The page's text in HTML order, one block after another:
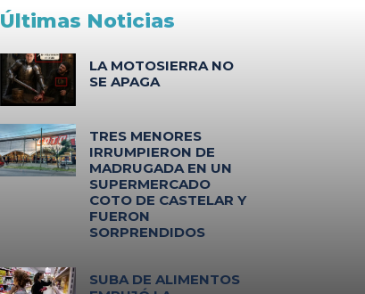
Últimas Noticias
LA MOTOSIERRA NO
SE APAGA
TRES MENORES
IRRUMPIERON DE
MADRUGADA EN UN
SUPERMERCADO
COTO DE CASTELAR Y
FUERON
SORPRENDIDOS
SUBA DE ALIMENTOS